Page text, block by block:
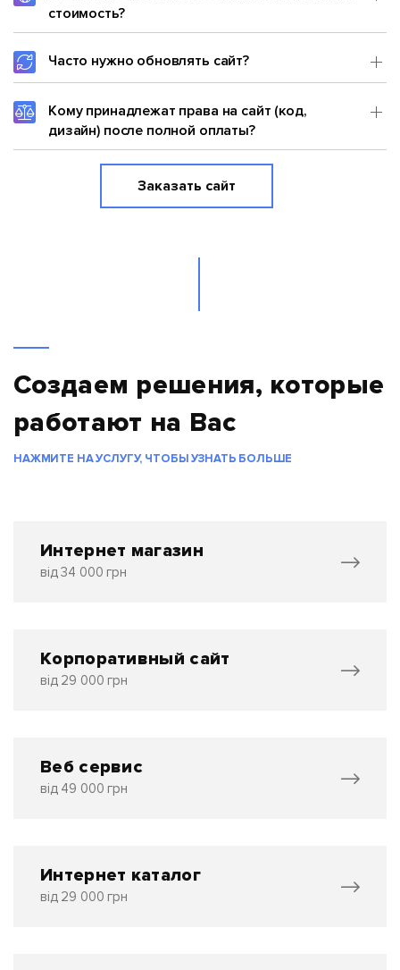
стоимость?
Часто нужно обновлять сайт?
Кому принадлежат права на сайт (код,
дизайн) после полной оплаты?
Заказать сайт
Создаем решения, которые
работают на Вас
НАЖМИТЕ НА УСЛУГУ, ЧТОБЫ УЗНАТЬ БОЛЬШЕ
Интернет магазин
від 34 000 грн
Корпоративный сайт
від 29 000 грн
Веб сервис
від 49 000 грн
Интернет каталог
від 29 000 грн